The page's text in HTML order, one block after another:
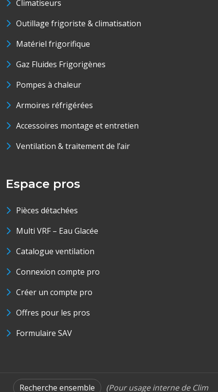
Climatiseurs
Outillage frigoriste & climatisation
Matériel frigorifique
Gaz Fluides Frigorigènes
Pompes à chaleur
Armoires réfrigérées
Accessoires montage et entretien
Ventilation & traitement de l’air
Espace pros
Pièces détachées
Multi VRF – Eau Glacée
Catalogue ventilation
Connexion compte pro
Créer un compte pro
Offres pour les pros
Formulaire SAV
Recherche ensemble (Pour usage interne de Clim